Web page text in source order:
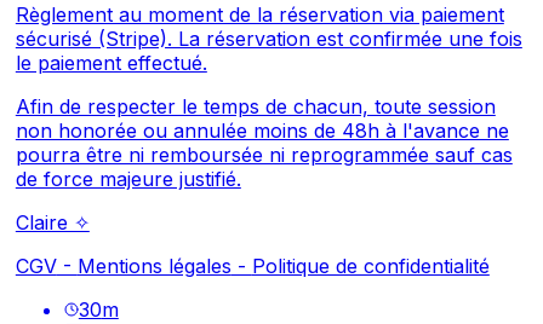
Règlement au moment de la réservation via paiement
sécurisé (Stripe). La réservation est confirmée une fois
le paiement effectué.
Afin de respecter le temps de chacun, toute session
non honorée ou annulée moins de 48h à l'avance ne
pourra être ni remboursée ni reprogrammée sauf cas
de force majeure justifié.
Claire ✧
CGV- Mentions légales - Politique de confidentialité
30m